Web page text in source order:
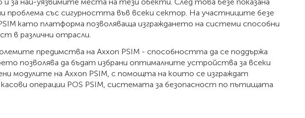
проблема със сигурността във всеки сектор. На участниците безе
като платформа позволяваща изграждането на системи способни
в различни отрасли.
предимства на Axxon PSIM - способността да се поддържа
позволява да бъдат избрани оптималните устройства за всеки
модулите на Axxon PSIM, с помощта на които се изграждат
операции POS PSIM, системата за безопасност по пътищата